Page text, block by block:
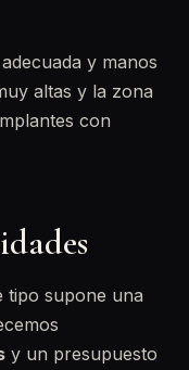
y manos
altas y la zona
con
tipo supone una
y un presupuesto